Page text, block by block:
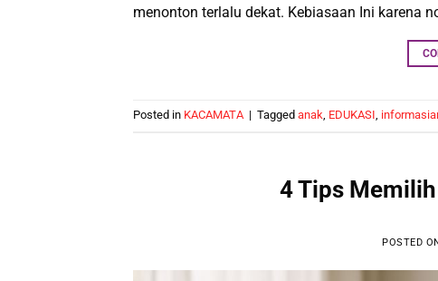
menonton terlalu dekat. Kebiasaan Ini karena
Posted in KACAMATA | Tagged anak, EDUKASI,
4 Tips
POSTED